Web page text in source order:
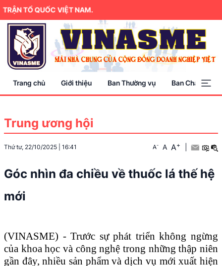
QUỐC VIỆT NAM.
Trang chủ Giới thiệu Ban Thường vụ Ban Chấp hành
Trung ương hội
Thứ tư, 22/10/2025 16:41 A- A A+
Góc nhìn đa chiều về thuốc lá thế hệ
mới
(VINASME) -Trước sự phát triển không ngừng
của khoa học và công nghệ trong những thập niên
gần đây, nhiều sản phẩm và dịch vụ mới xuất hiện